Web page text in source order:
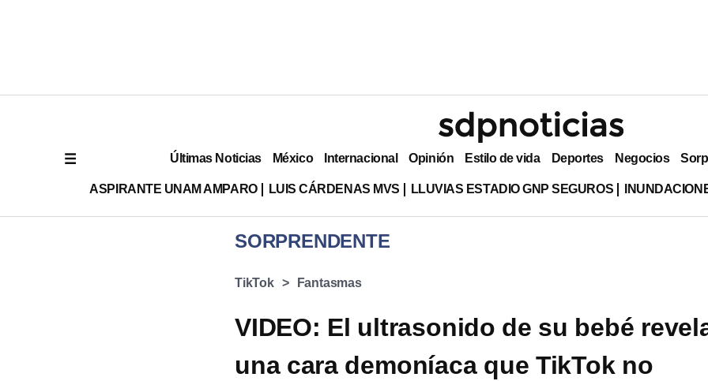
Últimas Noticias México Internacional Opinión Estilo de vida Deportes Negocios
ASPIRANTE UNAM AMPARO LUIS CÁRDENAS MVS LLUVIAS ESTADIO GNP SEGUROS
SORPRENDENTE
TikTok Fantasmas
VIDEO: El ultrasonido de su bebé
una cara demoníaca que TikTok no